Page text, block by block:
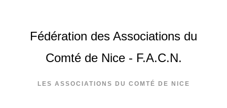
Fédération des Associations du
Comté de Nice - F.A.C.N.
LES ASSOCIATIONS DU COMTÉ DE NICE